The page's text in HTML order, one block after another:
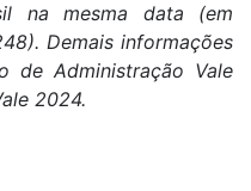
na mesma data (em
Demais informações
de Administração Vale
2024.